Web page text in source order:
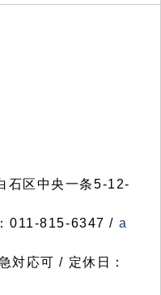
区中央一条5-12-
011-815-6347 / a
応可 / 定休日：